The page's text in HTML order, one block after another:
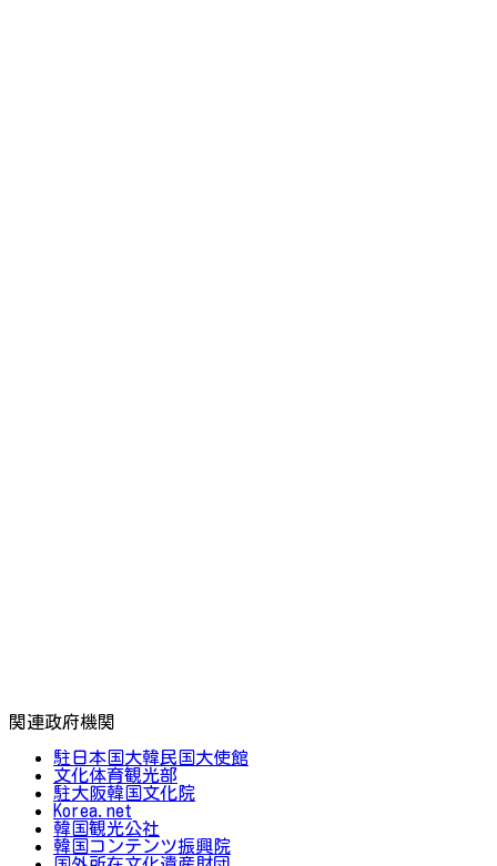
関連政府機関
駐日本国大韓民国大使館
文化体育観光部
駐大阪韓国文化院
Korea.net
韓国観光公社
韓国コンテンツ振興院